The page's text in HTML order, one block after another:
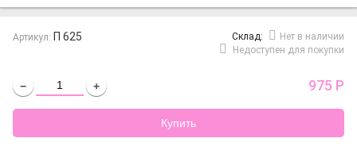
Артикул: П 625 Cклад:
Нет в наличии
Недоступен для покупки
− + 975 Р